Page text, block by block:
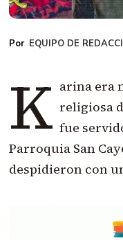
EQUIPO DE
K arina era
religiosa
fue
Parroquia San
despidieron con